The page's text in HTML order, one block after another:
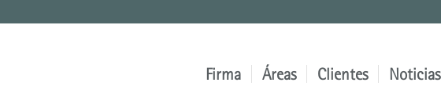
Firma Áreas Clientes Noticias